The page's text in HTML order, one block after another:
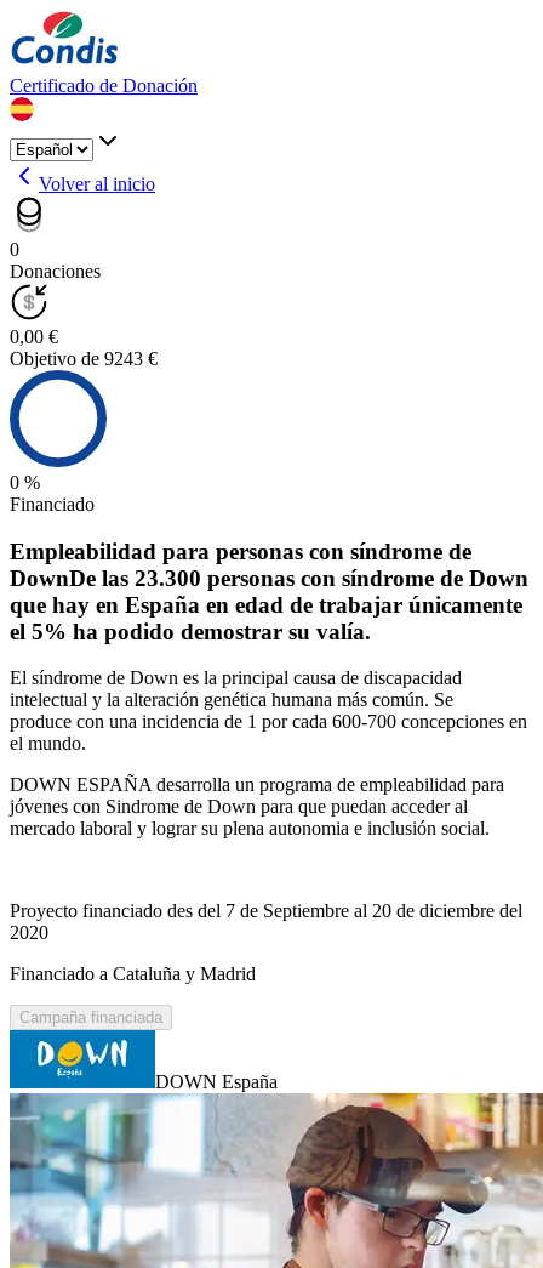
Certificado de Donación
Volver al inicio
0
Donaciones
0,00 €
Objetivo de 9243 €
0 %
Financiado
Empleabilidad para personas con síndrome de
DownDe las 23.300 personas con síndrome de Down
que hay en España en edad de trabajar únicamente
el 5% ha podido demostrar su valía.
El síndrome de Down es la principal causa de discapacidad
intelectual y la alteración genética humana más común. Se
produce con una incidencia de 1 por cada 600-700 concepciones en
el mundo.
DOWN ESPAÑA desarrolla un programa de empleabilidad para
jóvenes con Sindrome de Down para que puedan acceder al
mercado laboral y lograr su plena autonomia e inclusión social.
Proyecto financiado des del 7 de Septiembre al 20 de diciembre del
2020
Financiado a Cataluña y Madrid
Campaña financiada
DOWN España